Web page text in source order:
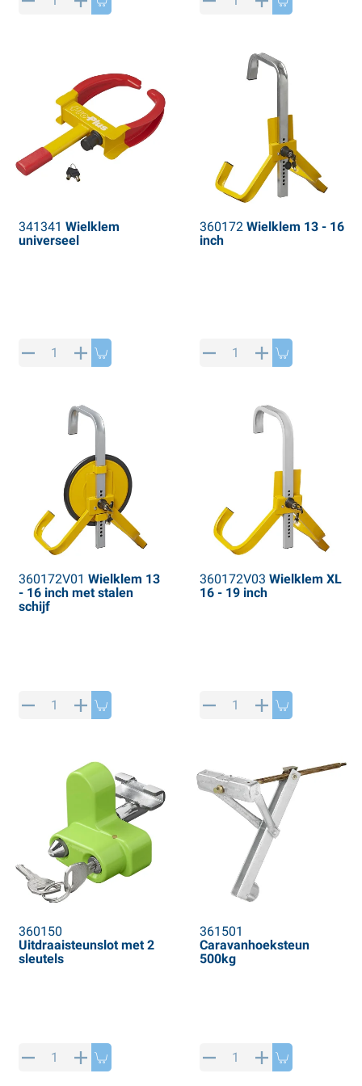
341341 Wielklem
universeel
360172Wielklem 13 - 16
inch
360172V01 Wielklem 13
- 16 inch met stalen
schijf
360172V03 Wielklem XL
16 - 19 inch
360150
Uitdraaisteunslot met 2
sleutels
361501
Caravanhoeksteun
500kg